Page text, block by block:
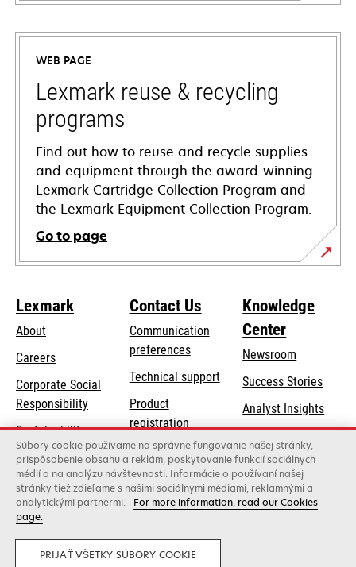
opens
in
new
tab
WEB PAGE
Lexmark reuse & recycling
programs
Find out how to reuse and recycle supplies
and equipment through the award-winning
Lexmark Cartridge Collection Program and
the Lexmark Equipment Collection Program.
Go to page
Lexmark
About
Careers
Corporate Social
Responsibilityopens
a
new
tab
Sustainability
Lexmark Partners
Contact Us
Communication
preferences
Technical supportopens
new
tab
Product
registration
Find a dealer
List of wholesalers
Knowledge
Center
Newsroom
Success Stories
Analyst Insights
©2026 All rights reserved.
Legal Privacy
Súbory cookie používame na správne fungovanie našej stránky,
prispôsobenie obsahu a reklám, poskytovanie funkcií sociálnych
médií a na analýzu návštevnosti. Informácie o používaní našej
stránky tiež zdieľame s našimi sociálnymi médiami, reklamnými a
analytickými partnermi.
For more information, read our Cookies
page.
PRIJAŤ VŠETKY SÚBORY COOKIE